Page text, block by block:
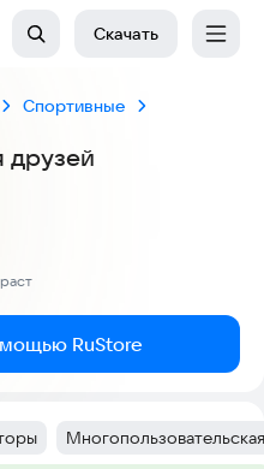
Скачать
Спортивные
друзей
RuStore
Тег: